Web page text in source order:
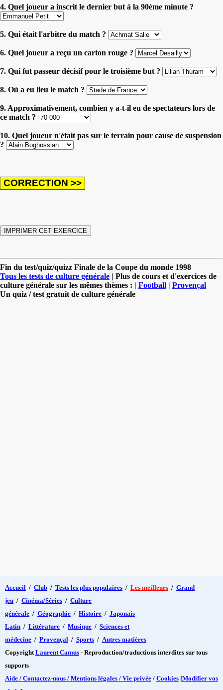
4. Quel joueur a inscrit le dernier but à la 90ème minute ?
5. Qui était l'arbitre du match ?
6. Quel joueur a reçu un carton rouge ?
7. Qui fut passeur décisif pour le troisième but ?
8. Où a eu lieu le match ?
9. Approximativement, combien y a-t-il eu de spectateurs lors de
ce match ?
10. Quel joueur n'était pas sur le terrain pour cause de suspension
?
Fin du test/quiz/quizz Finale de la Coupe du monde 1998
Tous les tests de culture générale | Plus de cours et d'exercices de
culture générale sur les mêmes thèmes : | Football | Provençal
Un quiz / test gratuit de culture générale
Accueil / Club / Tests les plus populaires / Les meilleurs / Grand
jeu / Cinéma/Séries / Culture
générale / Géographie / Histoire / Japonais
Latin / Littérature / Musique / Sciences et
médecine / Provençal / Sports / Autres matières
Copyright Laurent Camus - Reproduction/traductions interdites sur tous
supports
Aide / Contactez-nous / Mentions légales / Vie privée / Cookies [Modifier vos